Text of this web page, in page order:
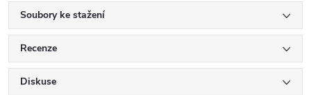
Soubory ke stažení
Recenze
Diskuse